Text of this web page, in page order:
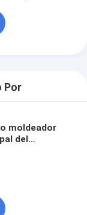
Por
moldeador
del